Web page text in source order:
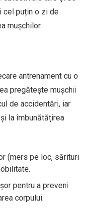
cel puțin o zi de
mușchilor.
antrenament cu o
pregătește mușchii
de accidentări, iar
la îmbunătățirea
(mers pe loc, sărituri
pentru a preveni
corpului.